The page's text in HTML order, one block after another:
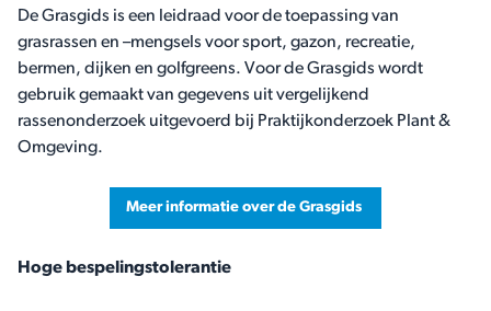
De Grasgids is een leidraad voor de toepassing van
grasrassen en –mengsels voor sport, gazon, recreatie,
bermen, dijken en golfgreens. Voor de Grasgids wordt
gebruik gemaakt van gegevens uit vergelijkend
rassenonderzoek uitgevoerd bij Praktijkonderzoek Plant &
Omgeving.
Meer informatie over de Grasgids
Hoge bespelingstolerantie